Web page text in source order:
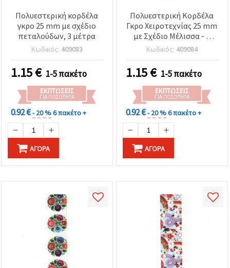
Πολυεστερική κορδέλα
γκρο 25 mm με σχέδιο
πεταλούδων, 3 μέτρα
Κωδικός: 409083
1.15€ 1-5 πακέτο
ΕΚΠΤΏΣΕΙΣ
ΓΙΑ ΠΟΣΌΤΗΤΑ
0.92 €- 20 %6 πακέτο +
ΑΓΟΡΆ
Πολυεστερική Κορδέλα
Γκρο Χειροτεχνίας 25 mm
με Σχέδιο Μέλισσα - 3
Μέτρα
Κωδικός: 409084
1.15€ 1-5 πακέτο
ΕΚΠΤΏΣΕΙΣ
ΓΙΑ ΠΟΣΌΤΗΤΑ
0.92 €- 20 %6 πακέτο +
ΑΓΟΡΆ